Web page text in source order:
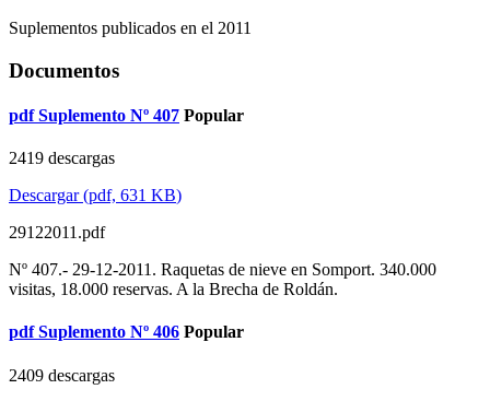
Suplementos publicados en el 2011
Documentos
pdf Suplemento Nº 407 Popular
2419 descargas
Descargar(pdf, 631 KB)
29122011.pdf
Nº 407.- 29-12-2011. Raquetas de nieve en Somport. 340.000
visitas, 18.000 reservas. A la Brecha de Roldán.
pdf Suplemento Nº 406 Popular
2409 descargas